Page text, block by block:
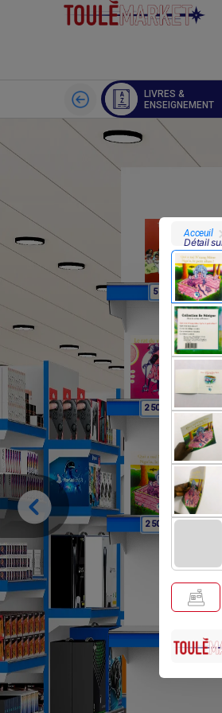
Acceuil
Détail
LIVRES &
ENSEIGNEMENT
SPORTS
5 000 F
2 500
2 500